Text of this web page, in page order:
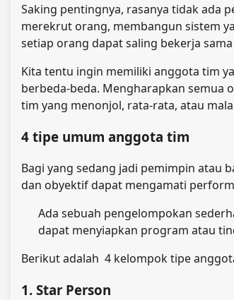
Saking pentingnya, rasanya tidak ada
merekrut orang, membangun sistem
setiap orang dapat saling bekerja
Kita tentu ingin memiliki anggota tim
berbeda-beda. Mengharapkan semua
tim yang menonjol, rata-rata, atau
4 tipe umum anggota tim
Bagi yang sedang jadi pemimpin atau
dan obyektif dapat mengamati
Ada sebuah pengelompokan
dapat menyiapkan program atau
Berikut adalah 4 kelompok tipe
1. Star Person